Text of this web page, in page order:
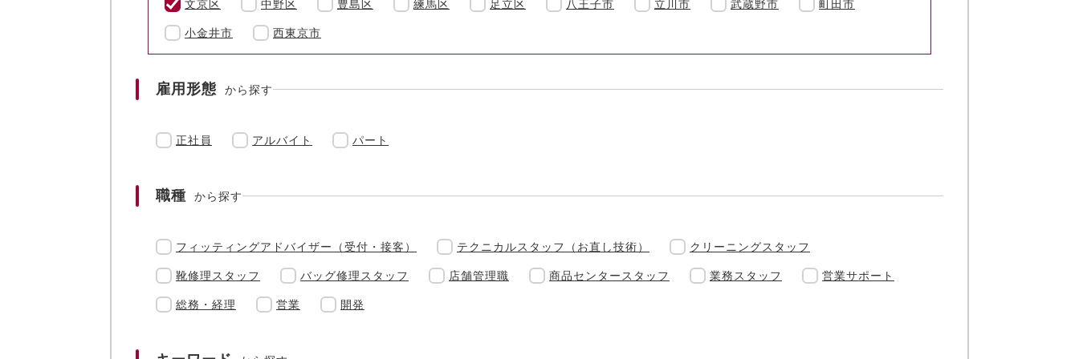
文京区 中野区 豊島区 練馬区 足立区 八王子市 立川市 武蔵野市 町田市
小金井市 西東京市
雇用形態 から探す
正社員 アルバイト パート
職種 から探す
フィッティングアドバイザー（受付・接客） テクニカルスタッフ（お直し技術） クリーニングスタッフ
靴修理スタッフ バッグ修理スタッフ 店舗管理職 商品センタースタッフ 業務スタッフ 営業サポート
総務・経理 営業 開発